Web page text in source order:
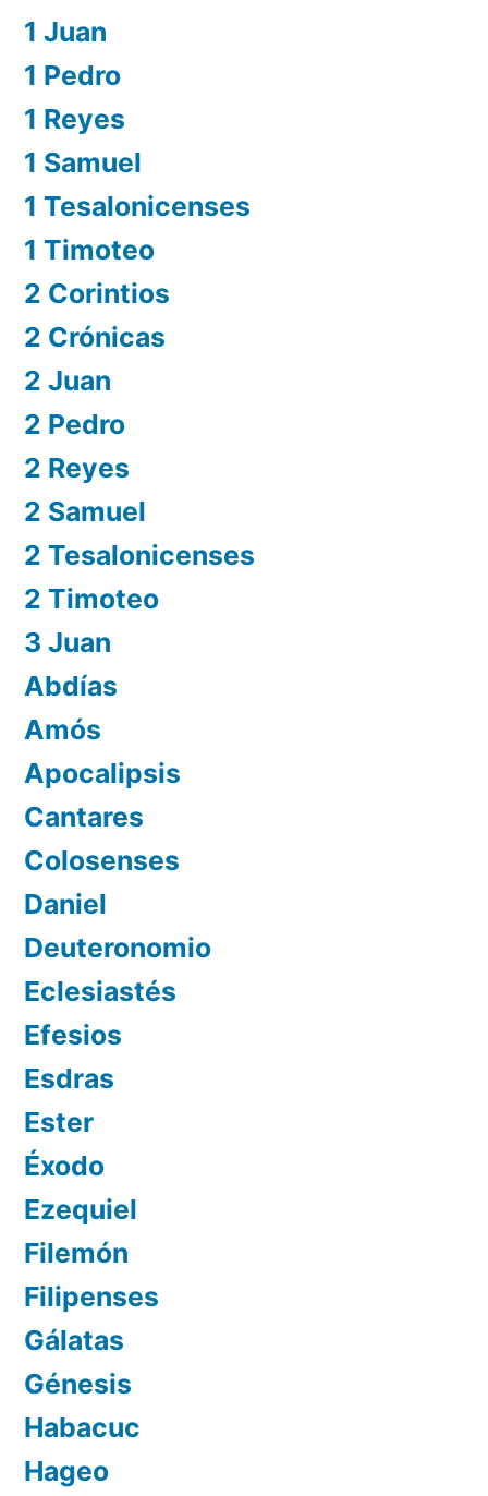
1 Juan
1 Pedro
1 Reyes
1 Samuel
1 Tesalonicenses
1 Timoteo
2 Corintios
2 Crónicas
2 Juan
2 Pedro
2 Reyes
2 Samuel
2 Tesalonicenses
2 Timoteo
3 Juan
Abdías
Amós
Apocalipsis
Cantares
Colosenses
Daniel
Deuteronomio
Eclesiastés
Efesios
Esdras
Ester
Éxodo
Ezequiel
Filemón
Filipenses
Gálatas
Génesis
Habacuc
Hageo